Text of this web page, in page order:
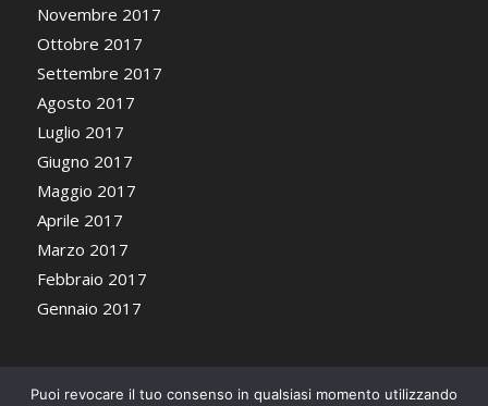
Novembre 2017
Ottobre 2017
Settembre 2017
Agosto 2017
Luglio 2017
Giugno 2017
Maggio 2017
Aprile 2017
Marzo 2017
Febbraio 2017
Gennaio 2017
Puoi revocare il tuo consenso in qualsiasi momento utilizzando